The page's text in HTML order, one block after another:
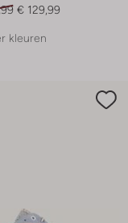
€ 129,99
kleuren